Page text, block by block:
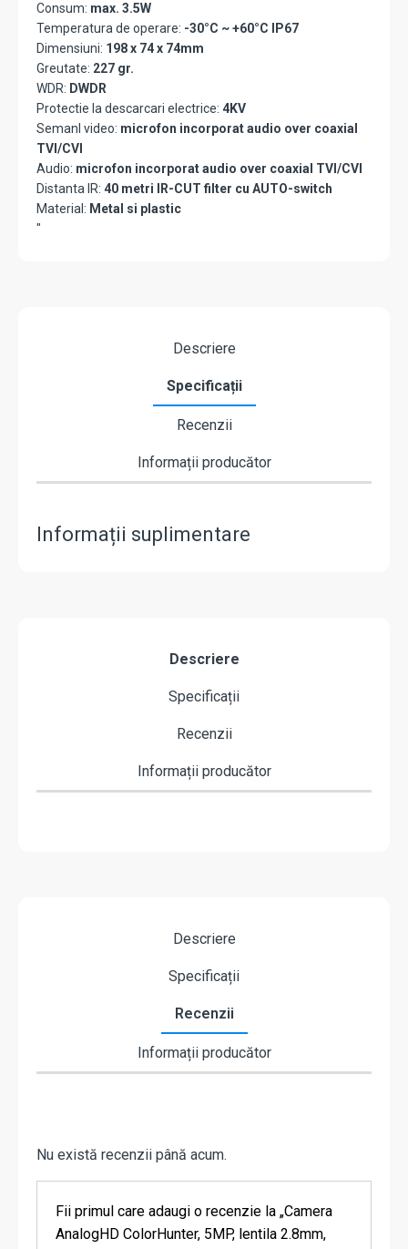
Consum: max. 3.5W
Temperatura de operare: -30°C ~ +60°C IP67
Dimensiuni: 198 x 74 x 74mm
Greutate: 227 gr.
WDR: DWDR
Protectie la descarcari electrice: 4KV
Semanl video: microfon incorporat audio over coaxial
TVI/CVI
Audio: microfon incorporat audio over coaxial TVI/CVI
Distanta IR: 40 metri IR-CUT filter cu AUTO-switch
Material: Metal si plastic
"
Descriere
Specificații
Recenzii
Informații producător
Informații suplimentare
Descriere
Specificații
Recenzii
Informații producător
Descriere
Specificații
Recenzii
Informații producător
Nu există recenzii până acum.
Fii primul care adaugi o recenzie la „Camera
AnalogHD ColorHunter, 5MP, lentila 2.8mm,